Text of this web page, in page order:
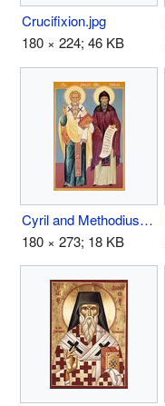
Crucifixion.jpg
180 × 224; 46 KB
Cyril and Methodius.jpg
180 × 273; 18 KB